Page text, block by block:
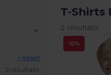
« Reset
2 résultats.
T-Shirts
2 résultats.
-12%